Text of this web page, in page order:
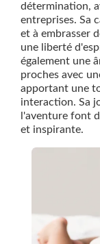
détermination,
entreprises. Sa
et à embrasser
une liberté
également une
proches avec
apportant une
interaction. Sa
l'aventure font
et inspirante.